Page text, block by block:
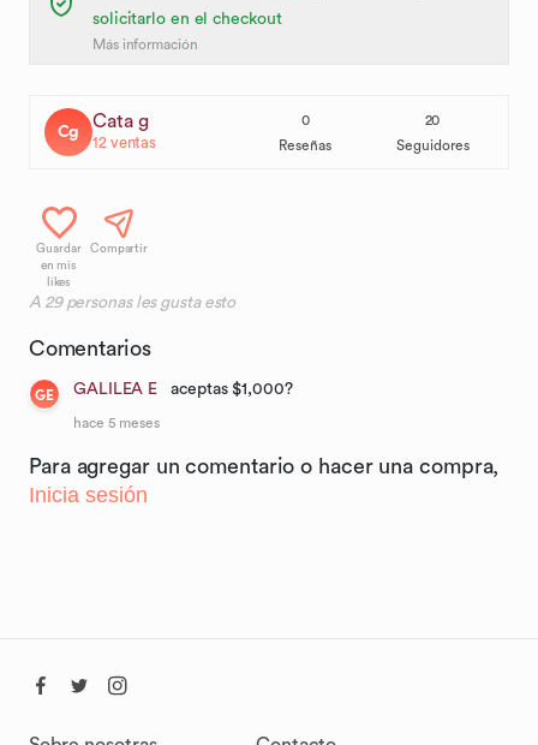
solicitarlo en el checkout
Más información
Cg Cata g
12ventas
0
Reseñas
20
Seguidores
Guardar
en mis
likes
Compartir
A 29personas les gusta esto
Comentarios
GE GALILEA E aceptas $1,000?
hace 5 meses
Para agregar un comentario o hacer una compra,
Inicia sesión